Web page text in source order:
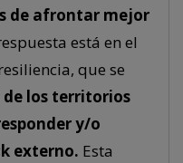
de afrontar mejor
está en el
que se
de los territorios
y/o
externo. Esta